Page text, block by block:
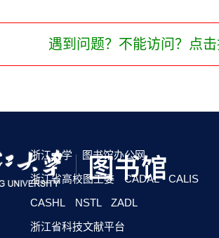
遇到问题？不能访问？点
浙江大学
图书馆办公网
浙江省高校图工委
CADAL
CALIS
CASHL
NSTL
ZADL
浙江省科技文献平台